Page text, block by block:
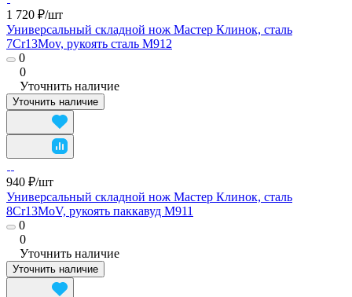
1 720 ₽/шт
Универсальный складной нож Мастер Клинок, сталь
7Cr13Mov, рукоять сталь M912
0
0
Уточнить наличие
Уточнить наличие
940 ₽/шт
Универсальный складной нож Мастер Клинок, сталь
8Cr13MoV, рукоять паккавуд M911
0
0
Уточнить наличие
Уточнить наличие